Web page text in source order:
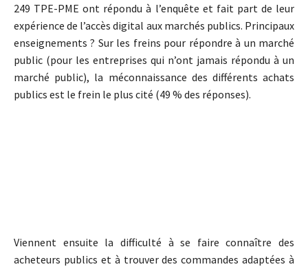
249 TPE-PME ont répondu à l’enquête et fait part de leur
expérience de l’accès digital aux marchés publics. Principaux
enseignements ? Sur les freins pour répondre à un marché
public (pour les entreprises qui n’ont jamais répondu à un
marché public), la méconnaissance des différents achats
publics est le frein le plus cité (49 % des réponses).
Viennent ensuite la difficulté à se faire connaître des
acheteurs publics et à trouver des commandes adaptées à